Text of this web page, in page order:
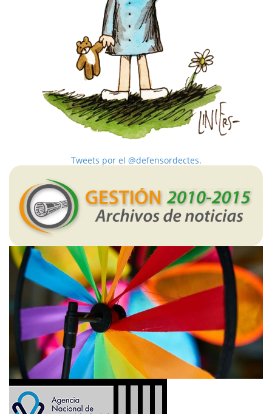
Tweets por el @defensordectes.